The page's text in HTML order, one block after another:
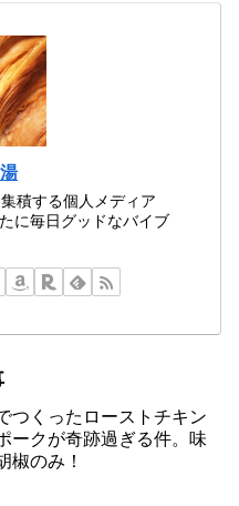
積する個人メディア
に毎日グッドなバイブ
つくったローストチキン
ークが奇跡過ぎる件。味
椒のみ！